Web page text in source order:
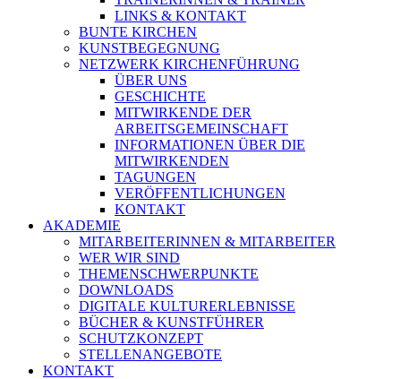
LINKS & KONTAKT
BUNTE KIRCHEN
KUNSTBEGEGNUNG
NETZWERK KIRCHENFÜHRUNG
ÜBER UNS
GESCHICHTE
MITWIRKENDE DER
ARBEITSGEMEINSCHAFT
INFORMATIONEN ÜBER DIE
MITWIRKENDEN
TAGUNGEN
VERÖFFENTLICHUNGEN
KONTAKT
AKADEMIE
MITARBEITERINNEN & MITARBEITER
WER WIR SIND
THEMENSCHWERPUNKTE
DOWNLOADS
DIGITALE KULTURERLEBNISSE
BÜCHER & KUNSTFÜHRER
SCHUTZKONZEPT
STELLENANGEBOTE
KONTAKT